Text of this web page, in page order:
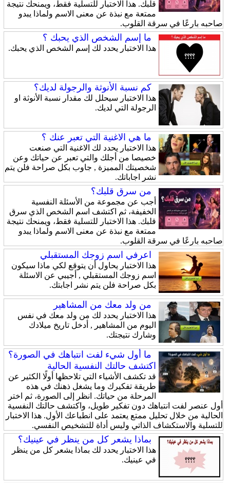
قلبك. هذا الاختبار للتسلية فقط، ويمنحك نتيجة
ممتعة مع نبذة عن معنى الاسم ولماذا يبدو
صاحبه بارعًا في سرقة القلوب.
ما إسم الشخص الذي يحبك ؟
هذا الاختبار يحدد لك إسم الشخص الذي يحبك.
كم نسبة الأنوثة والرجولة لديك؟
هذا الاختبار سيحلل لك مقدار نسبة الأنوثة او
الرجولة التي لديك.
ما هي الاغنية التي تعبر عنك ؟
هذا الاختبار يحدد لك الاغنية التي صنعت
خصيصا من أجلك والتي تعبر عن حياتك وعن
شخصيتك المميزة , جاوب بكل صراحة فلن يتم
نشر اجاباتك.
من سرق قلبك؟
أجب عن مجموعة من الأسئلة النفسية
الخفيفة، ثم اكتشف اسم الشخص الذي سرق
قلبك. هذا الاختبار للتسلية فقط، ويمنحك نتيجة
ممتعة مع نبذة عن معنى الاسم ولماذا يبدو
صاحبه بارعًا في سرقة القلوب.
اعرفي اسم زوجك المستقبلي
هذا الاختبار يحاول أن يتوقع لكي ماذا سيكون
اسم زوجك المستقبلي , أجيبي عن الاسئلة
بكل صراحة فلن يتم نشر اجابتك.
من ولد معك من المشاهير
هذا الاختبار يحدد لك من ولد معك في نفس
اليوم من المشاهير , أدخل تاريخ ميلادك
وشارك نتيجتك.
ما أول شيء لفت انتباهك في الصورة؟
اكتشف حالتك النفسية الحالية
قد تكشف الأشياء التي تلاحظها أولًا الكثير عن
طريقة تفكيرك وما يشغل ذهنك في هذه
المرحلة من حياتك. انظر إلى الصورة، ثم اختر
أول عنصر لفت انتباهك دون تفكير طويل، واكتشف حالتك النفسية
الحالية من خلال تحليل ممتع يعتمد على انطباعك الأول. هذا الاختبار
للتسلية والاستكشاف الذاتي وليس أداة للتشخيص النفسي.
بماذا يشعر كل من ينظر في عينيك؟
هذا الاختبار يحدد لك بماذا يشعر كل من ينظر
في عينيك.